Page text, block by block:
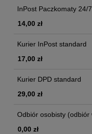
InPost Paczkomaty 24/7
14,00 zł
Kurier InPost standard
17,00 zł
Kurier DPD standard
29,00 zł
Odbiór osobisty (odbiór
0,00 zł